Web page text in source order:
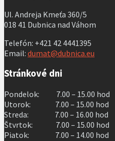
Ul. Andreja Kmeťa 360/5
018 41 Dubnica nad Váhom
Telefón: +421 42 4441395
Email: dumat@dubnica.eu
Stránkové dni
Pondelok: 7.00 – 15.00 hod
Utorok: 7.00 – 15.00 hod
Streda: 7.00 – 16.00 hod
Štvrtok: 7.00 – 15.00 hod
Piatok: 7.00 – 14.00 hod